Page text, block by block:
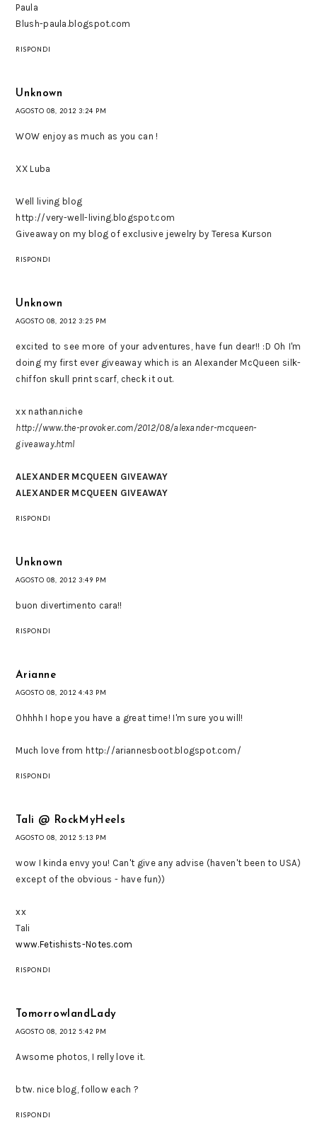
Paula
Blush-paula.blogspot.com
RISPONDI
Unknown
AGOSTO 08, 2012 3:24 PM
WOW enjoy as much as you can !
XX Luba
Well living blog
http://very-well-living.blogspot.com
Giveaway on my blog of exclusive jewelry by Teresa Kurson
RISPONDI
Unknown
AGOSTO 08, 2012 3:25 PM
excited to see more of your adventures, have fun dear!! :D Oh I'm
doing my first ever giveaway which is an Alexander McQueen silk-
chiffon skull print scarf, check it out.
xx nathan.niche
http://www.the-provoker.com/2012/08/alexander-mcqueen-
giveaway.html
ALEXANDER MCQUEEN GIVEAWAY
ALEXANDER MCQUEEN GIVEAWAY
RISPONDI
Unknown
AGOSTO 08, 2012 3:49 PM
buon divertimento cara!!
RISPONDI
Arianne
AGOSTO 08, 2012 4:43 PM
Ohhhh I hope you have a great time! I'm sure you will!
Much love from http://ariannesboot.blogspot.com/
RISPONDI
Tali @ RockMyHeels
AGOSTO 08, 2012 5:13 PM
wow I kinda envy you! Can't give any advise (haven't been to USA)
except of the obvious - have fun))
xx
Tali
www.Fetishists-Notes.com
RISPONDI
TomorrowlandLady
AGOSTO 08, 2012 5:42 PM
Awsome photos, I relly love it.
btw. nice blog, follow each ?
RISPONDI